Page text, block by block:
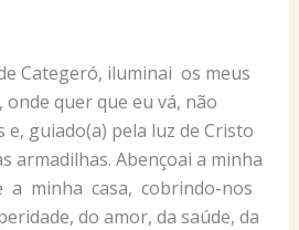
Categeró, iluminai os meus
onde quer que eu vá, não
guiado(a) pela luz de Cristo
armadilhas. Abençoai a minha
a minha casa, cobrindo-nos
do amor, da saúde, da